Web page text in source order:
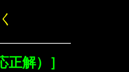
正解）］